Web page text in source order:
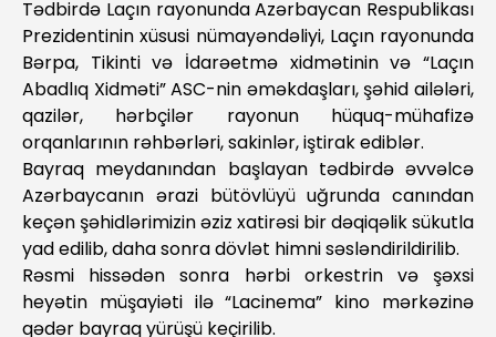
Tədbirdə Laçın rayonunda Azərbaycan Respublikası
Prezidentinin xüsusi nümayəndəliyi, Laçın rayonunda
Bərpa, Tikinti və İdarəetmə xidmətinin və “Laçın
Abadlıq Xidməti” ASC-nin əməkdaşları, şəhid ailələri,
qazilər, hərbçilər rayonun hüquq-mühafizə
orqanlarının rəhbərləri, sakinlər, iştirak ediblər.
Bayraq meydanından başlayan tədbirdə əvvəlcə
Azərbaycanın ərazi bütövlüyü uğrunda canından
keçən şəhidlərimizin əziz xatirəsi bir dəqiqəlik sükutla
yad edilib, daha sonra dövlət himni səsləndirildirilib.
Rəsmi hissədən sonra hərbi orkestrin və şəxsi
heyətin müşayiəti ilə “Lacinema” kino mərkəzinə
qədər bayraq yürüşü keçirilib.